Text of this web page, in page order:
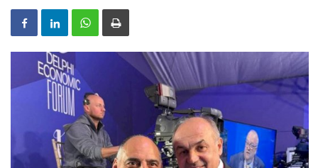
SHQIPERIA
MAQEDONIA
SHOWBIZ
TECH